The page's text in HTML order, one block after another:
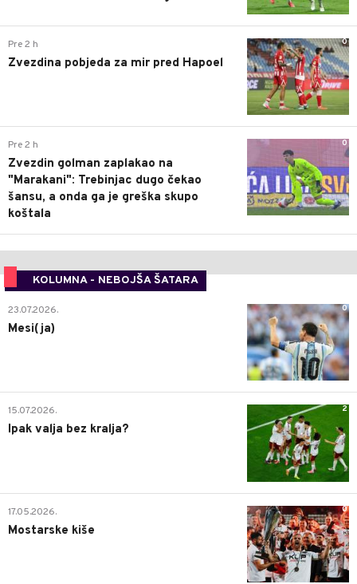
0
Pre 2 h
Zvezdina pobjeda za mir pred Hapoel
0
Pre 2 h
Zvezdin golman zaplakao na
"Marakani": Trebinjac dugo čekao
šansu, a onda ga je greška skupo
koštala
KOLUMNA - NEBOJŠA ŠATARA
0
23.07.2026.
Mesi(ja)
2
15.07.2026.
Ipak valja bez kralja?
0
17.05.2026.
Mostarske kiše